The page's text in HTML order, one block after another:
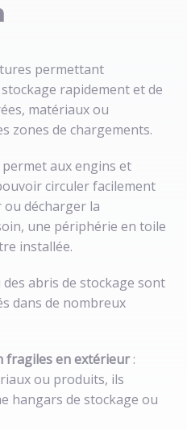
permettant
rapidement et de
matériaux ou
zones de chargements.
aux engins et
circuler facilement
ou décharger la
une périphérie en toile
installée.
abris de stockage sont
dans de nombreux
fragiles en extérieur:
ou produits, ils
hangars de stockage ou